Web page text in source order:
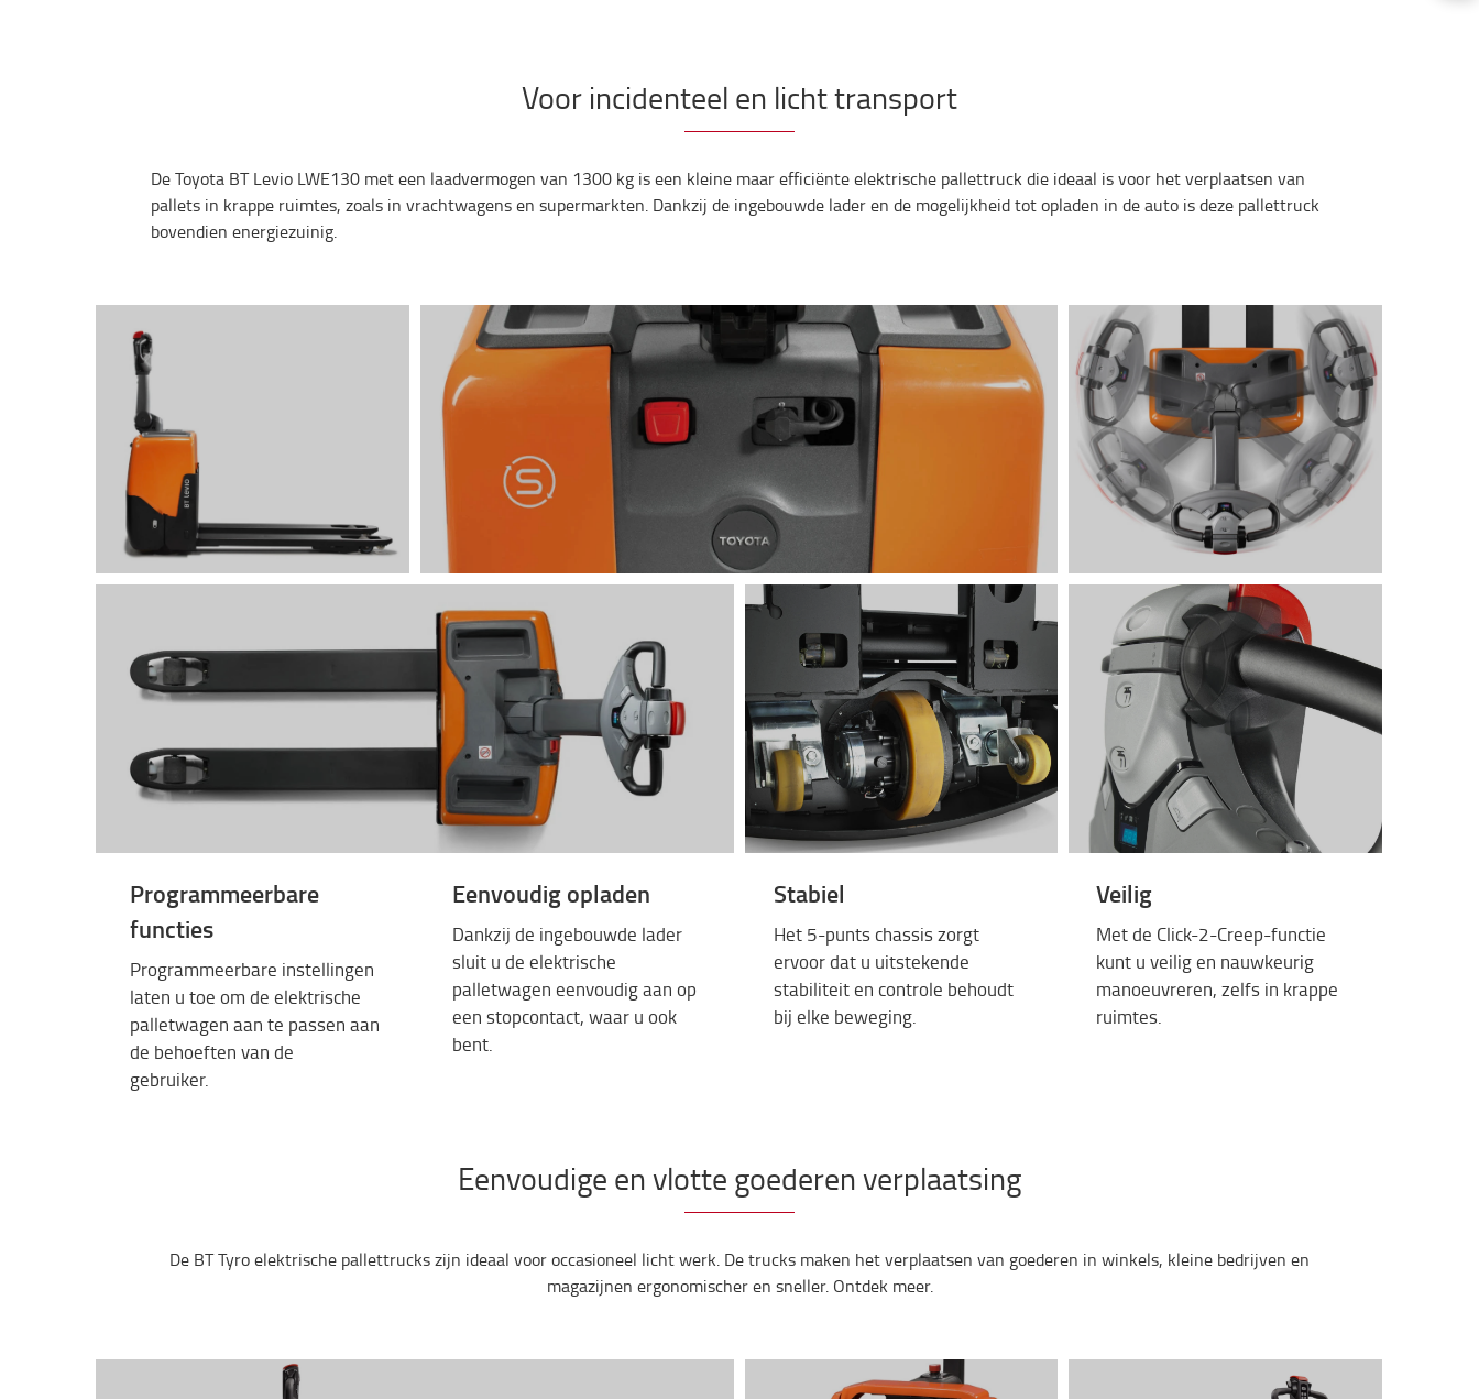
Voor incidenteel en licht transport
De Toyota BT Levio LWE130 met een laadvermogen van 1300 kg is een kleine maar efficiënte elektrische pallettruck die ideaal is voor het verplaatsen van
pallets in krappe ruimtes, zoals in vrachtwagens en supermarkten. Dankzij de ingebouwde lader en de mogelijkheid tot opladen in de auto is deze pallettruck
bovendien energiezuinig.
Programmeerbare
functies
Programmeerbare instellingen
laten u toe om de elektrische
palletwagen aan te passen aan
de behoeften van de
gebruiker.
Eenvoudig opladen
Dankzij de ingebouwde lader
sluit u de elektrische
palletwagen eenvoudigaan op
een stopcontact, waaru ook
bent.
Stabiel
Het 5-punts chassiszorgt
ervoordat u uitstekende
stabiliteiten controle behoudt
bij elke beweging.
Veilig
Met de Click-2-Creep-functie
kunt u veiligen nauwkeurig
manoeuvreren, zelfsin krappe
ruimtes.
Eenvoudige en vlotte goederen verplaatsing
De BT Tyro elektrische pallettrucks zijn ideaal voor occasioneel licht werk. De trucks maken het verplaatsen van goederen in winkels, kleine bedrijven en
magazijnen ergonomischer en sneller. Ontdek meer.